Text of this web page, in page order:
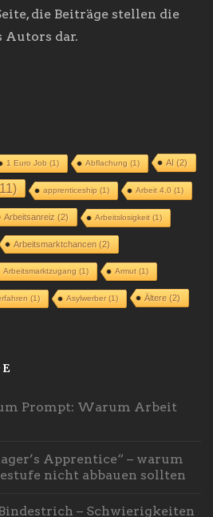
die Beiträge stellen die
Autors dar.
1 Euro Job (1) Abflachung (1) AI (2)
apprenticeship (1) Arbeit 4.0 (1)
Arbeitsanreiz (2) Arbeitslosigkeit(1)
Arbeitsmarktchancen (2)
Arbeitsmarktzugang (1) Armut(1)
(1) Asylwerber(1) Ältere(2)
Prompt: Warum Arbeit
Apprentice“ – warum
nicht abbauen sollten
– Schwierigkeiten